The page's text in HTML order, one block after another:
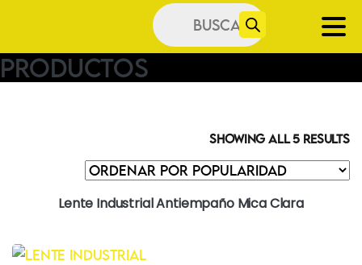
Búsqueda
de
productos
Productos
Showing all 5 results
Lente Industrial Antiempaño Mica Clara